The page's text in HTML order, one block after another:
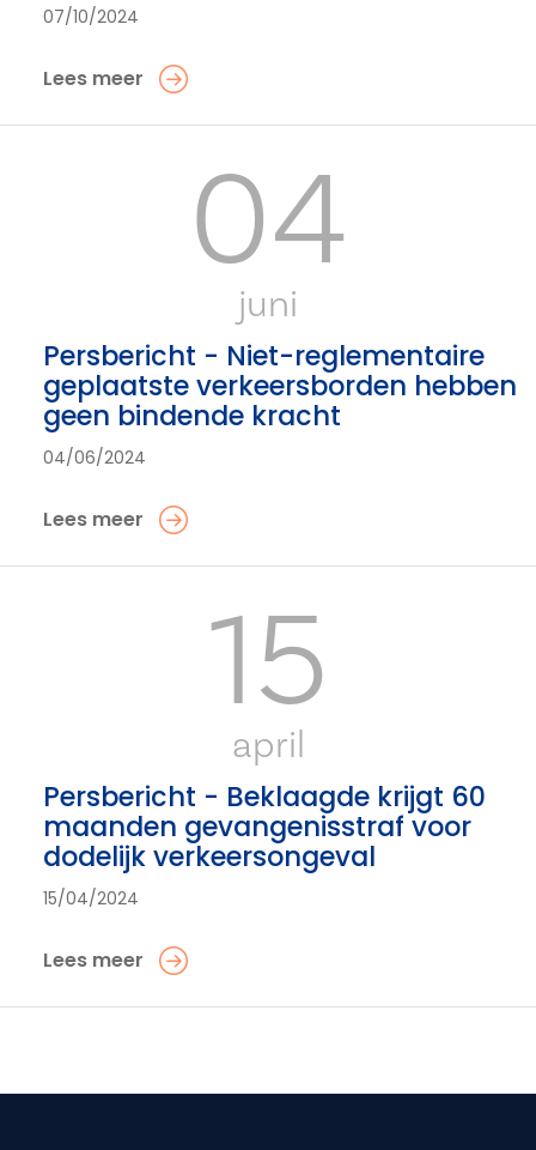
07/10/2024
Lees meer
04
juni
Persbericht - Niet-reglementaire
geplaatste verkeersborden hebben
geen bindende kracht
04/06/2024
Lees meer
15
april
Persbericht - Beklaagde krijgt 60
maanden gevangenisstraf voor
dodelijk verkeersongeval
15/04/2024
Lees meer